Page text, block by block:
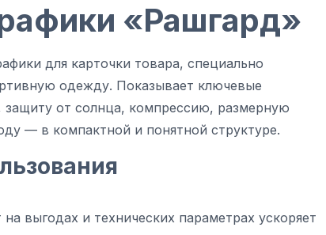
«Рашгард»
для карточки товара, специально
одежду. Показывает ключевые
защиту от солнца, компрессию, размерную
— в компактной и понятной структуре.
выгодах и технических параметрах ускоряет